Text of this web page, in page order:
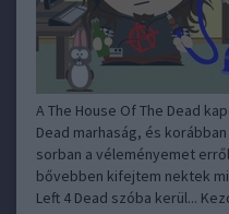
A The House Of The Dead
Dead marhaság, és
sorban a véleményemet
bővebben kifejtem nektek
Left 4 Dead szóba kerül...